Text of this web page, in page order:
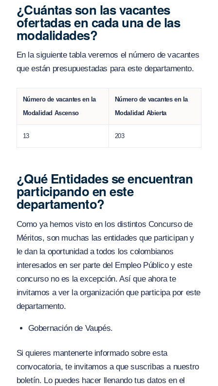
¿Cuántas son las vacantes
ofertadas en cada una de las
modalidades?
En la siguiente tabla veremos el número de vacantes
que están presupuestadas para este departamento.
Número de vacantes en la
Modalidad Ascenso
Número de vacantes en la
Modalidad Abierta
13 203
¿Qué Entidades se encuentran
participando en este
departamento?
Como ya hemos visto en los distintos Concurso de
Méritos, son muchas las entidades que participan y
le dan la oportunidad a todos los colombianos
interesados en ser parte del Empleo Público y este
concurso no es la excepción. Así que ahora te
invitamos a ver la organización que participa por este
departamento.
Gobernación de Vaupés.
Si quieres mantenerte informado sobre esta
convocatoria, te invitamos a que suscribas a nuestro
boletín. Lo puedes hacer llenando tus datos en el